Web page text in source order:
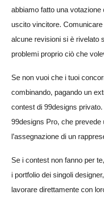
abbiamo fatto una
uscito vincitore.
alcune revisioni si è rivelato
problemi proprio ciò che
Se non vuoi che i tuoi
combinando, pagando un
contest di 99designs
99designs Pro, che prevede
l’assegnazione di un
Se i contest non fanno per
i portfolio dei singoli
lavorare direttamente con